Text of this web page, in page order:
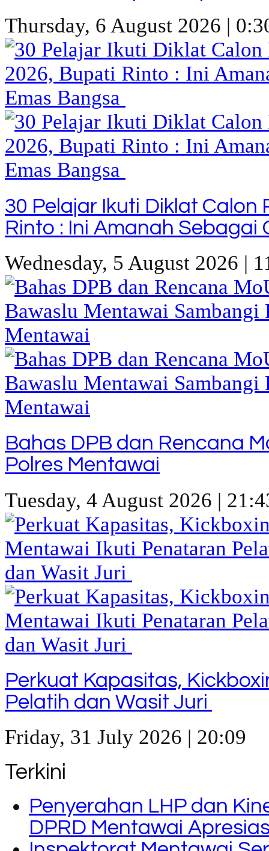
Thursday, 6 August 2026 |
30 Pelajar Ikuti Diklat Calon
Rinto : Ini Amanah
Wednesday, 5 August 2026 |
Bahas DPB dan Rencana
Polres Mentawai
Tuesday, 4 August 2026 |
Perkuat Kapasitas,
Pelatih dan Wasit Juri
Friday, 31 July 2026 | 20:09
Terkini
Penyerahan LHP dan
DPRD Mentawai